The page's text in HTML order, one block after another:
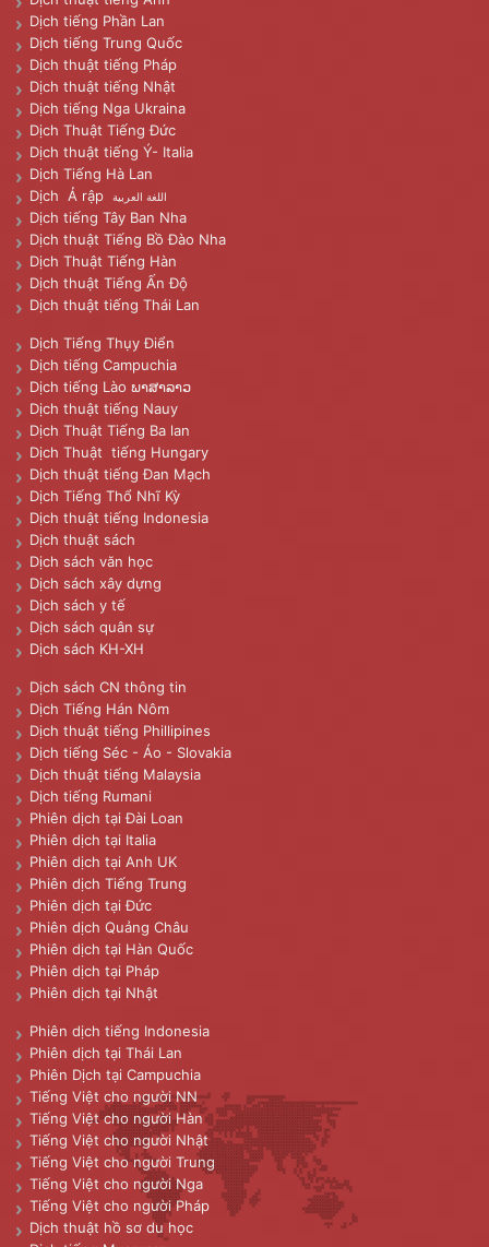
Dịch tiếng Phần Lan
Dịch tiếng Trung Quốc
Dịch thuật tiếng Pháp
Dịch thuật tiếng Nhật
Dịch tiếng Nga Ukraina
Dịch Thuật Tiếng Đức
Dịch thuật tiếng Ý- Italia
Dịch Tiếng Hà Lan
Dịch Ả rập
اللغة العربية
Dịch tiếng Tây Ban Nha
Dịch thuật Tiếng Bồ Đào Nha
Dịch Thuật Tiếng Hàn
Dịch thuật Tiếng Ấn Độ
Dịch thuật tiếng Thái Lan
Dịch Tiếng Thụy Điển
Dịch tiếng Campuchia
Dịch tiếng Lào ພາສາລາວ
Dịch thuật tiếng Nauy
Dịch Thuật Tiếng Ba lan
Dịch Thuật tiếng Hungary
Dịch thuật tiếng Đan Mạch
Dịch Tiếng Thổ Nhĩ Kỳ
Dịch thuật tiếng Indonesia
Dịch thuật sách
Dịch sách văn học
Dịch sách xây dựng
Dịch sách y tế
Dịch sách quân sự
Dịch sách KH-XH
Dịch sách CN thông tin
Dịch Tiếng Hán Nôm
Dịch thuật tiếng Phillipines
Dịch tiếng Séc - Áo - Slovakia
Dịch thuật tiếng Malaysia
Dịch tiếng Rumani
Phiên dịch tại Đài Loan
Phiên dịch tại Italia
Phiên dịch tại Anh UK
Phiên dịch Tiếng Trung
Phiên dịch tại Đức
Phiên dịch Quảng Châu
Phiên dịch tại Hàn Quốc
Phiên dịch tại Pháp
Phiên dịch tại Nhật
Phiên dịch tiếng Indonesia
Phiên dịch tại Thái Lan
Phiên Dịch tại Campuchia
Tiếng Việt cho người NN
Tiếng Việt cho người Hàn
Tiếng Việt cho người Nhật
Tiếng Việt cho người Trung
Tiếng Việt cho người Nga
Tiếng Việt cho người Pháp
Dịch thuật hồ sơ du học